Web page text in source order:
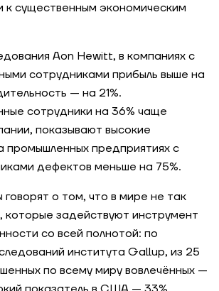
к существенным экономическим
Aon Hewitt, в компаниях с
сотрудниками прибыль выше на
— на 21%.
сотрудники на 36% чаще
показывают высокие
промышленных предприятиях с
дефектов меньше на 75%.
о том, что в мире не так
которые задействуют инструмент
со всей полнотой: по
института Gallup, из 25
по всему миру вовлечённых —